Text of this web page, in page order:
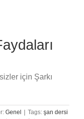
için Şarkı
Genel | Tags: şan dersi